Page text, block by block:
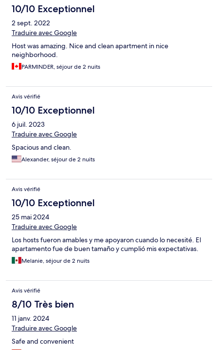
10/10 Exceptionnel
2 sept. 2022
Traduire avec Google
Host was amazing. Nice and clean apartment in nice
neighborhood.
PARMINDER, séjour de 2 nuits
Avis vérifié
10/10 Exceptionnel
6 juil. 2023
Traduire avec Google
Spacious and clean.
Alexander, séjour de 2 nuits
Avis vérifié
10/10 Exceptionnel
25 mai 2024
Traduire avec Google
Los hosts fueron amables y me apoyaron cuando lo necesité. El
apartamento fue de buen tamaño y cumplió mis expectativas.
Melanie, séjour de 2 nuits
Avis vérifié
8/10 Très bien
11 janv. 2024
Traduire avec Google
Safe and convenient